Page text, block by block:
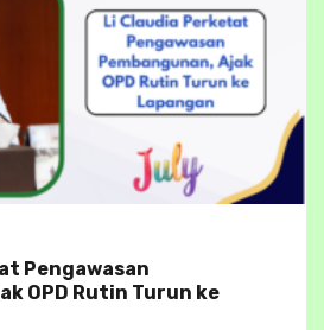
Pengawasan
OPD Rutin Turun ke